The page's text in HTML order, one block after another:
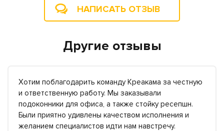
НАПИСАТЬ ОТЗЫВ
Другие отзывы
Хотим поблагодарить команду Креакама за честную
и ответственную работу. Мы заказывали
подоконники для офиса, а также стойку ресепшн.
Были приятно удивлены качеством исполнения и
желанием специалистов идти нам навстречу.